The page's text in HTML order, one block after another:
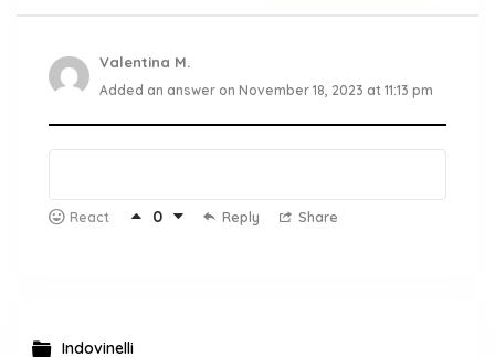
Valentina M.
Added an answer on November 18, 2023 at 11:13 pm
React 0 Reply Share
Indovinelli